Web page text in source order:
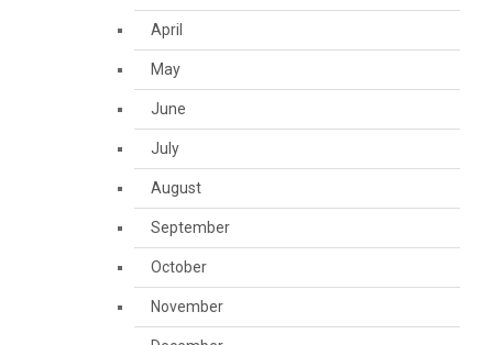
April
May
June
July
August
September
October
November